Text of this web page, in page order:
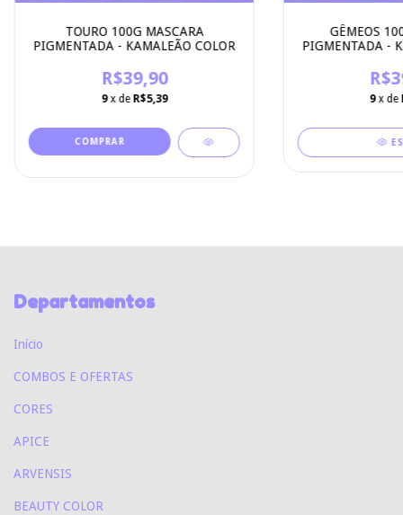
TOURO 100G MASCARA
PIGMENTADA - KAMALEÃO COLOR
R$39,90
9 x de R$5,39
GÊMEOS
PIGMENTADA -
9 x de
Departamentos
Início
COMBOS E OFERTAS
CORES
APICE
ARVENSIS
BEAUTY COLOR